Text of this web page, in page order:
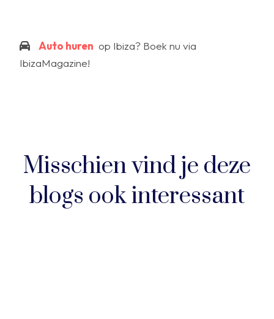
Auto huren op Ibiza? Boek nu via
IbizaMagazine!
Misschien vind je deze
blogs ook interessant